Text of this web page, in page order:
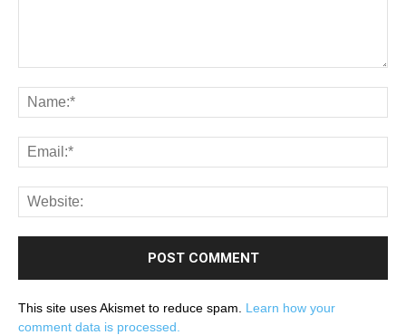
This site uses Akismet to reduce spam. Learn how your
comment data is processed.